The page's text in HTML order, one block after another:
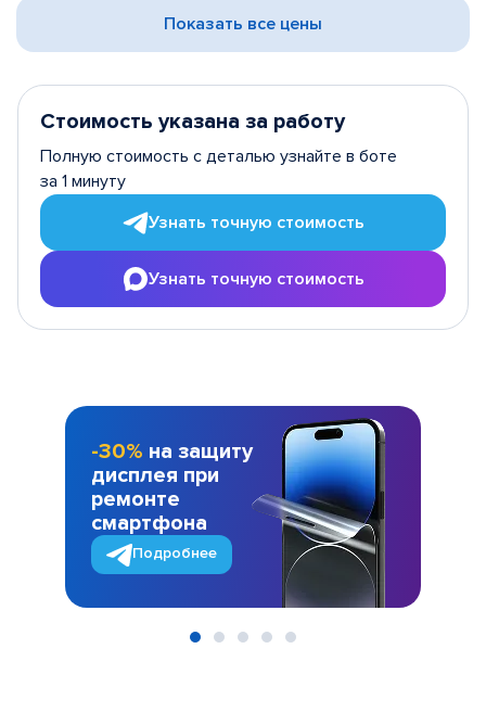
Показать все цены
Стоимость указана за работу
Полную стоимость с деталью узнайте в боте
за 1 минуту
Узнать точную стоимость
Узнать точную стоимость
-30% на защиту
дисплея при
ремонте
смартфона
Подробнее